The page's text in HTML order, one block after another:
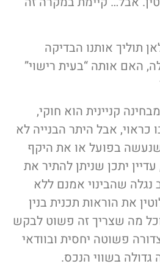
תוליך אותנו הבדיקה
האם אותה “בעית רישוי”
קניינית הוא חוקי,
כראוי, אבל היתר הבנייה לא
בפועל או את היקף
יתכן שניתן להתיר את
נגלה שהבינוי אמנם ללא
את הוראות תכנית בנין
מה שצריך זה פשוט לבקש
פשוטה יחסית ובוודאי
בשווי הנכס.